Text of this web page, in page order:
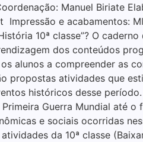
Manuel Biriate
e acabamentos:
10ª classe”? O
dos conteúdos
alunos a compreender as
propostas atividades que
históricos desse
Guerra Mundial até
e sociais ocorridas
da 10ª classe